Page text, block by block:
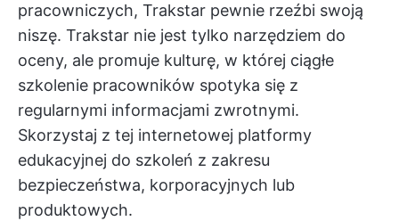
pracowniczych, Trakstar pewnie rzeźbi swoją
niszę. Trakstar nie jest tylko narzędziem do
oceny, ale promuje kulturę, w której ciągłe
szkolenie pracowników spotyka się z
regularnymi informacjami zwrotnymi.
Skorzystaj z tej internetowej platformy
edukacyjnej do szkoleń z zakresu
bezpieczeństwa, korporacyjnych lub
produktowych.